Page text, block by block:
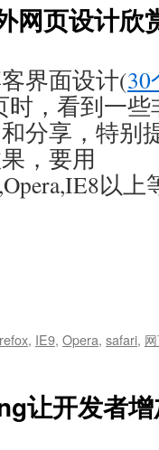
网页设计欣
界面设计(
时，看到一
分享，特别
，要用
以
, IE9, Opera, safari,
让开发者